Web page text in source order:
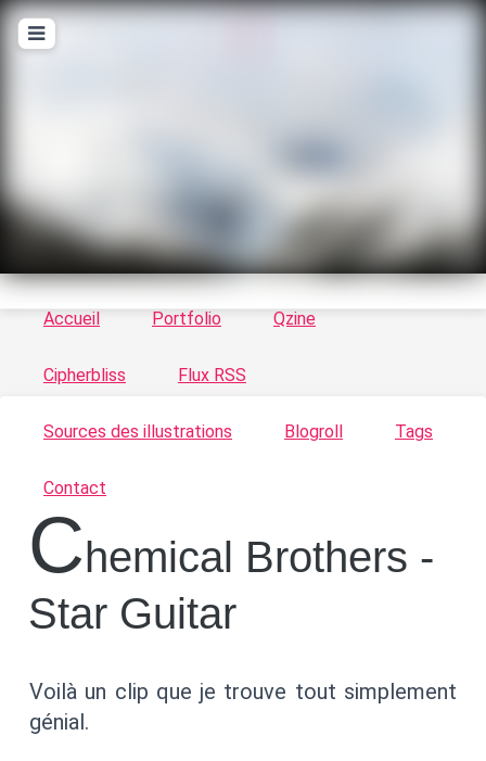
Le vortex à chats - Illustrations, trucs en tout
genre par Tykayn
Accueil Portfolio Qzine
Cipherbliss Flux RSS
Sources des illustrations Blogroll Tags
Contact
Chemical Brothers -
Star Guitar
Voilà un clip que je trouve tout simplement
génial.